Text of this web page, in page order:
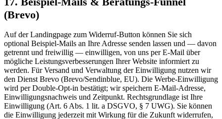
(Brevo)
Auf der Landingpage zum Widerruf-Button können Sie sich
optional Beispiel-Mails an Ihre Adresse senden lassen und — davon
getrennt und freiwillig — einwilligen, von uns per E-Mail über
mögliche Leistungsverbesserungen Ihrer Website informiert zu
werden. Für Versand und Verwaltung der Einwilligung nutzen wir
den Dienst Brevo (Brevo/Sendinblue, EU). Die Werbe-Einwilligung
wird per Double-Opt-in bestätigt; wir speichern E-Mail-Adresse,
Einwilligungsnachweis und Zeitpunkt. Rechtsgrundlage ist Ihre
Einwilligung (Art. 6 Abs. 1 lit. a DSGVO, § 7 UWG). Sie können
die Einwilligung jederzeit mit Wirkung für die Zukunft widerrufen,